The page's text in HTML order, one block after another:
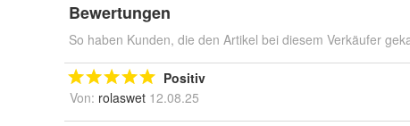
Bewertungen
So haben Kunden, die den Artikel bei diesem Verkäufer
Positiv
Von: rolaswet 12.08.25